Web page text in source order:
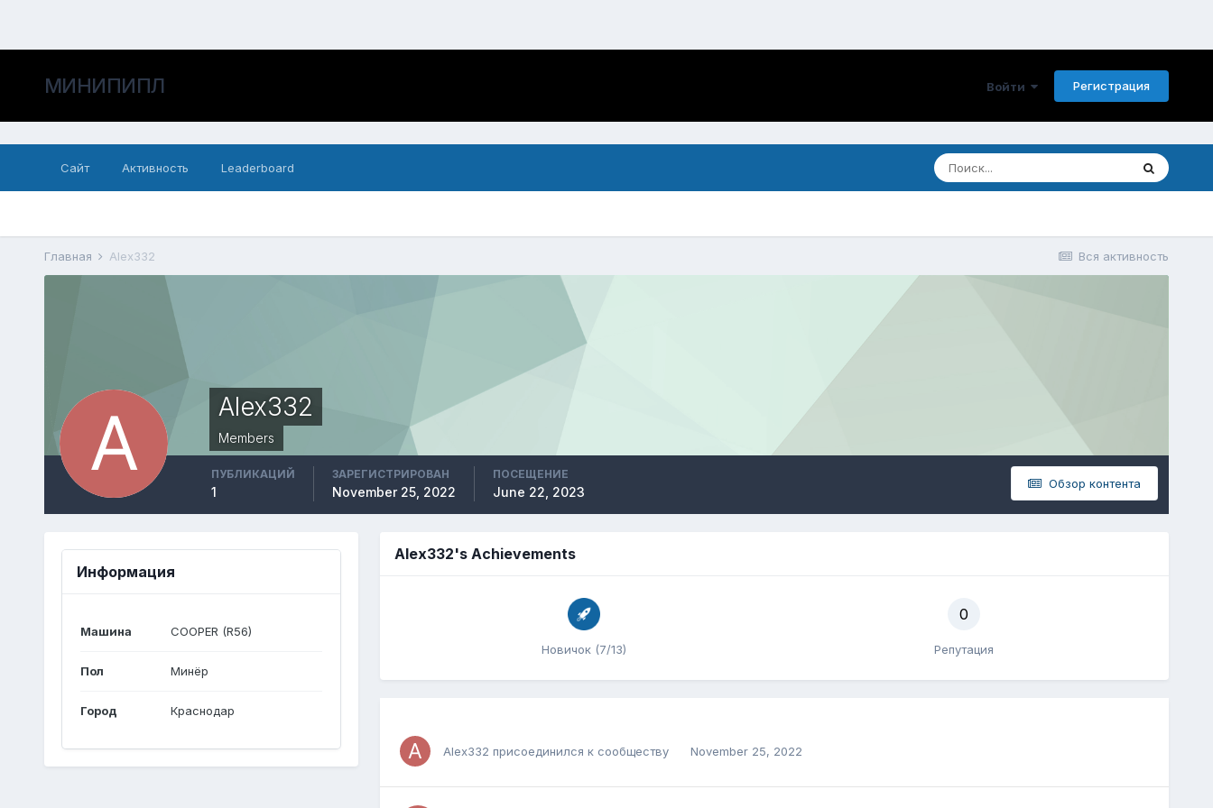
МИНИПИПЛ Войти Регистрация
Сайт Активность Leaderboard
Вся активность
Главная Alex332
Alex332
Members
Обзор контента
ПУБЛИКАЦИЙ
1
ЗАРЕГИСТРИРОВАН
November 25, 2022
ПОСЕЩЕНИЕ
June 22, 2023
Информация
Машина COOPER (R56)
Пол Минёр
Город Краснодар
Alex332's Achievements
Новичок (7/13)
0
Репутация
Alex332 присоединился к сообществу November 25, 2022